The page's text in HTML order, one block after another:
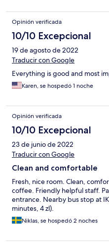
Opinión verificada
10/10 Excepcional
19 de agosto de 2022
Traducir con Google
Everything is good and most
Karen, se hospedó 1 noche
Opinión verificada
10/10 Excepcional
23 de junio de 2022
Traducir con Google
Clean and comfortable
Fresh, nice room. Clean,
coffee. Friendly helpful staff.
entrance. Nearby bus stop at
minutes, 4 zl).
Niklas, se hospedó 2 noches